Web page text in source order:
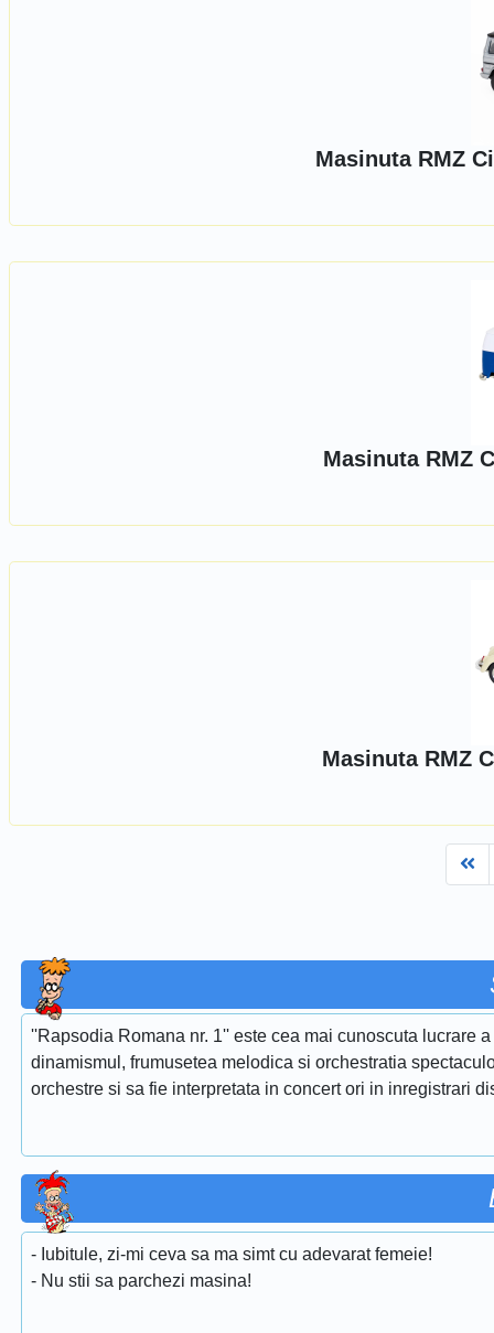
Masinuta RMZ
Masinuta RMZ
Masinuta RMZ
''Rapsodia Romana nr. 1'' este cea mai cunoscuta lucrare
dinamismul, frumusetea melodica si orchestratia
orchestre si sa fie interpretata in concert ori in inregistrari
- Iubitule, zi-mi ceva sa ma simt cu adevarat femeie!
- Nu stii sa parchezi masina!